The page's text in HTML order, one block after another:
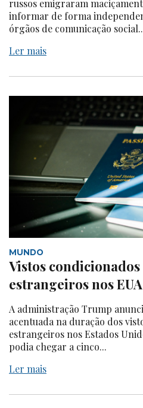
russos emigraram
informar de forma
órgãos de comunicação
Ler mais
MUNDO
Vistos
estrangeiros nos EUA
A administração Trump
acentuada na duração dos
estrangeiros nos Estados
podia chegar a cinco...
Ler mais